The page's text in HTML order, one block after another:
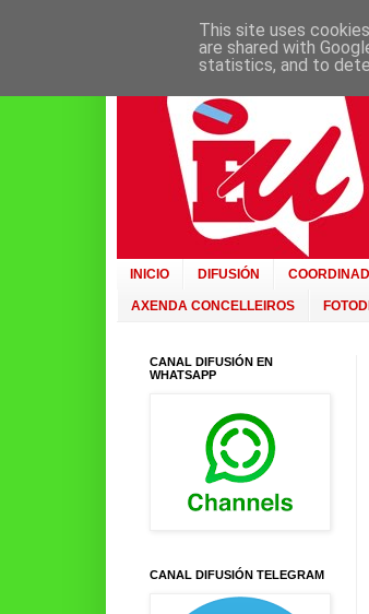
INICIO DIFUSIÓN
AXENDA CONCELLEIROS
CANAL DIFUSIÓN EN
WHATSAPP
CANAL DIFUSIÓN TELEGRAM
This site uses
are shared with
statistics, and to